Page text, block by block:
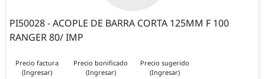
PI50028 - ACOPLE DE BARRA CORTA 125MM F 100
RANGER 80/ IMP
Precio factura
(Ingresar)
Precio bonificado
(Ingresar)
Precio sugerido
(Ingresar)